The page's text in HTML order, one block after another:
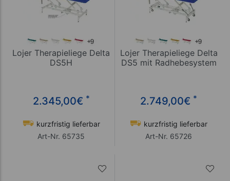
Lojer Therapieliege Delta
DS5H
2.345,00€ *
kurzfristig lieferbar
Art-Nr. 65735
Lojer Therapieliege Delta
DS5 mit Radhebesystem
2.749,00€ *
kurzfristig lieferbar
Art-Nr. 65726